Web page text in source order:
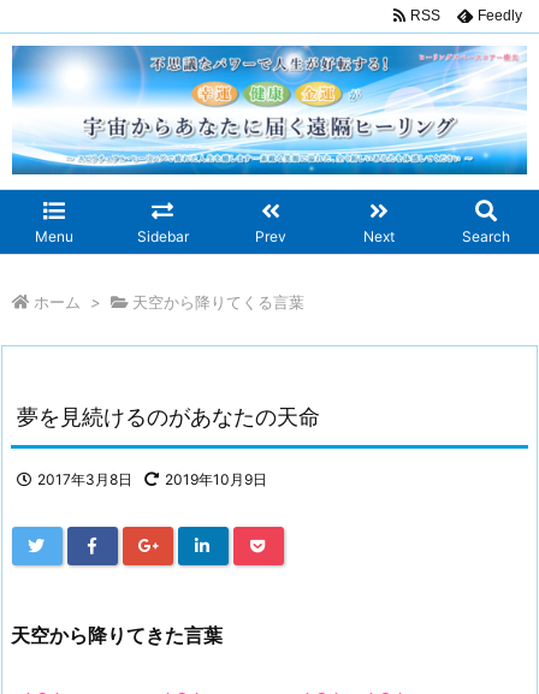
Menu Sidebar Prev Next Search
RSS Feedly
ホーム > 天空から降りてくる言葉
夢を見続けるのがあなたの天命
2017年3月8日 2019年10月9日
天空から降りてきた言葉